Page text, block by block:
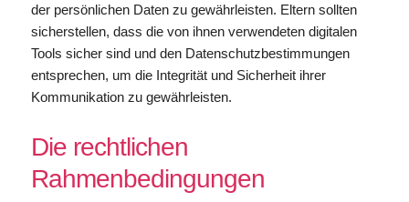
der persönlichen Daten zu gewährleisten. Eltern sollten
sicherstellen, dass die von ihnen verwendeten digitalen
Tools sicher sind und den Datenschutzbestimmungen
entsprechen, um die Integrität und Sicherheit ihrer
Kommunikation zu gewährleisten.
Die rechtlichen
Rahmenbedingungen